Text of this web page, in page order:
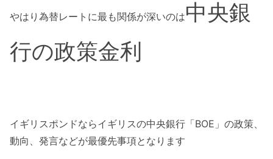
やはり為替レートに最も関係が深いのは中央銀
行の政策金利
イギリスポンドならイギリスの中央銀行「BOE」の政策、
動向、発言などが最優先事項となります